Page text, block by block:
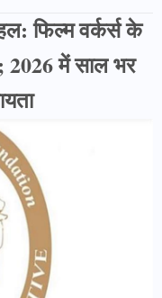
फिल्म वर्कर्स के
2026 में साल भर